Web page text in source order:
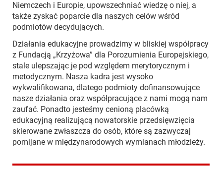
Niemczech i Europie, upowszechniać wiedzę o niej, a
także zyskać poparcie dla naszych celów wśród
podmiotów decydujących.
Działania edukacyjne prowadzimy w bliskiej współpracy
z Fundacją „Krzyżowa” dla Porozumienia Europejskiego,
stale ulepszając je pod względem merytorycznym i
metodycznym. Nasza kadra jest wysoko
wykwalifikowana, dlatego podmioty dofinansowujące
nasze działania oraz współpracujące z nami mogą nam
zaufać. Ponadto jesteśmy cenioną placówką
edukacyjną realizującą nowatorskie przedsięwzięcia
skierowane zwłaszcza do osób, które są zazwyczaj
pomijane w międzynarodowych wymianach młodzieży.